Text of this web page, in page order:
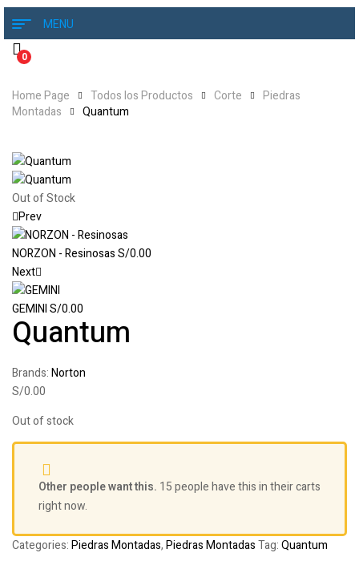
MENU
0
Home Page Todos los Productos Corte
Piedras
Montadas
Quantum
Out of Stock
Prev
NORZON - ResinosasS/0.00
Next
GEMINIS/0.00
Quantum
Brands:Norton
S/0.00
Out of stock
Other people want this. 15 people have this in their carts
right now.
Categories:Piedras Montadas,Piedras MontadasTag:Quantum